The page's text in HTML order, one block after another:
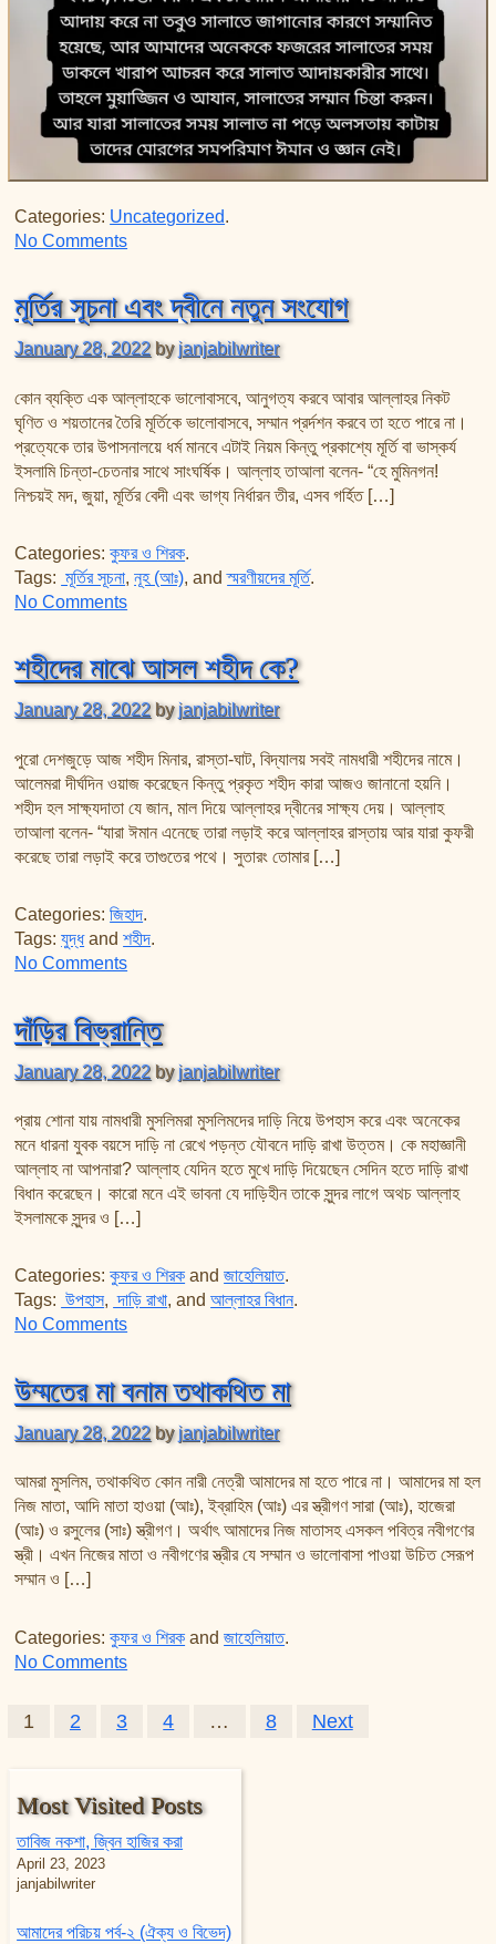
Categories: Uncategorized.
No Commentson সালাতের কারণে মোরগের সম্মান
মূর্তির সূচনা এবং দ্বীনে নতুন সংযোগ
January 28, 2022 byjanjabilwriter
কোন ব্যক্তি এক আল্লাহকে ভালোবাসবে, আনুগত্য করবে আবার আল্লাহর নিকট
ঘৃণিত ও শয়তানের তৈরি মূর্তিকে ভালোবাসবে, সম্মান প্রর্দশন করবে তা হতে পারে না।
প্রত্যেকে তার উপাসনালয়ে ধর্ম মানবে এটাই নিয়ম কিন্তু প্রকাশ্যে মূর্তি বা ভাস্কর্য
ইসলামি চিন্তা-চেতনার সাথে সাংঘর্ষিক। আল্লাহ তাআলা বলেন- “হে মুমিনগন!
নিশ্চয়ই মদ, জুয়া, মূর্তির বেদী এবং ভাগ্য নির্ধারন তীর, এসব গর্হিত […]
Categories: কুফর ও শিরক.
Tags: মূর্তির সূচনা,নূহ (আঃ), andস্মরণীয়দের মূর্তি.
No Commentson মূর্তির সূচনা এবং দ্বীনে নতুন সংযোগ
শহীদের মাঝে আসল শহীদ কে?
January 28, 2022 byjanjabilwriter
পুরো দেশজুড়ে আজ শহীদ মিনার, রাস্তা-ঘাট, বিদ্যালয় সবই নামধারী শহীদের নামে।
আলেমরা দীর্ঘদিন ওয়াজ করেছেন কিন্তু প্রকৃত শহীদ কারা আজও জানানো হয়নি।
শহীদ হল সাক্ষ্যদাতা যে জান, মাল দিয়ে আল্লাহর দ্বীনের সাক্ষ্য দেয়। আল্লাহ
তাআলা বলেন- “যারা ঈমান এনেছে তারা লড়াই করে আল্লাহর রাস্তায় আর যারা কুফরী
করেছে তারা লড়াই করে তাগুতের পথে। সুতারং তোমার […]
Categories: জিহাদ.
Tags: যুদ্ধandশহীদ.
No Commentson শহীদের মাঝে আসল শহীদ কে?
দাঁড়ির বিভ্রান্তি
January 28, 2022 byjanjabilwriter
প্রায় শোনা যায় নামধারী মুসলিমরা মুসলিমদের দাড়ি নিয়ে উপহাস করে এবং অনেকের
মনে ধারনা যুবক বয়সে দাড়ি না রেখে পড়ন্ত যৌবনে দাড়ি রাখা উত্তম। কে মহাজ্ঞানী
আল্লাহ না আপনারা? আল্লাহ যেদিন হতে মুখে দাড়ি দিয়েছেন সেদিন হতে দাড়ি রাখা
বিধান করেছেন। কারো মনে এই ভাবনা যে দাড়িহীন তাকে সুন্দর লাগে অথচ আল্লাহ
ইসলামকে সুন্দর ও […]
Categories: কুফর ও শিরক andজাহেলিয়াত.
Tags: উপহাস, দাড়ি রাখা, andআল্লাহর বিধান.
No Commentson দাঁড়ির বিভ্রান্তি
উম্মতের মা বনাম তথাকথিত মা
January 28, 2022 byjanjabilwriter
আমরা মুসলিম, তথাকথিত কোন নারী নেত্রী আমাদের মা হতে পারে না। আমাদের মা হল
নিজ মাতা, আদি মাতা হাওয়া (আঃ), ইব্রাহিম (আঃ) এর স্ত্রীগণ সারা (আঃ), হাজেরা
(আঃ) ও রসুলের (সাঃ) স্ত্রীগণ। অর্থাৎ আমাদের নিজ মাতাসহ এসকল পবিত্র নবীগণের
স্ত্রী। এখন নিজের মাতা ও নবীগণের স্ত্রীর যে সম্মান ও ভালোবাসা পাওয়া উচিত সেরূপ
সম্মান ও […]
Categories: কুফর ও শিরক andজাহেলিয়াত.
No Commentson উম্মতের মা বনাম তথাকথিত মা
Posts pagination
1 2 3 4 … 8 Next
Most Visited Posts
তাবিজ নকশা, জ্বিন হাজির করা
April 23, 2023
janjabilwriter
আমাদের পরিচয় পর্ব-২ (ঐক্য ও বিভেদ)